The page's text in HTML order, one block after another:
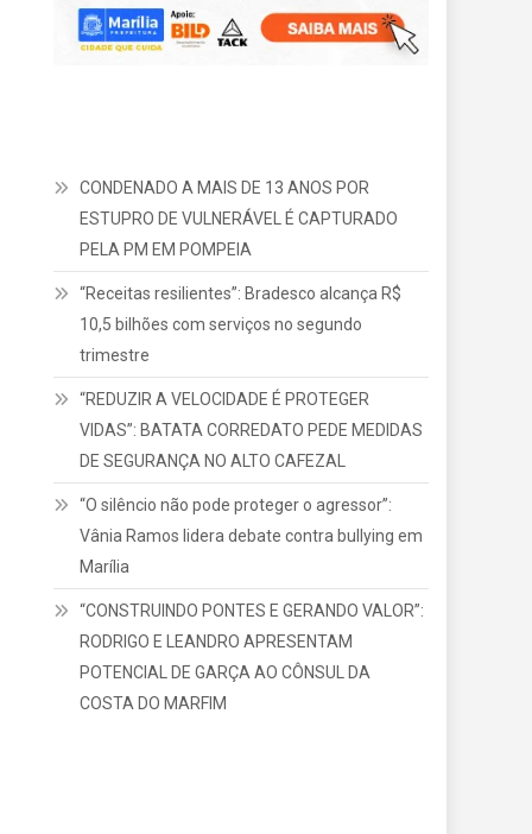
CONDENADO A MAIS DE 13 ANOS POR
ESTUPRO DE VULNERÁVEL É CAPTURADO
PELA PM EM POMPEIA
“Receitas resilientes”: Bradesco alcança R$
10,5 bilhões com serviços no segundo
trimestre
“REDUZIR A VELOCIDADE É PROTEGER
VIDAS”: BATATA CORREDATO PEDE MEDIDAS
DE SEGURANÇA NO ALTO CAFEZAL
“O silêncio não pode proteger o agressor”:
Vânia Ramos lidera debate contra bullying em
Marília
“CONSTRUINDO PONTES E GERANDO VALOR”:
RODRIGO E LEANDRO APRESENTAM
POTENCIAL DE GARÇA AO CÔNSUL DA
COSTA DO MARFIM